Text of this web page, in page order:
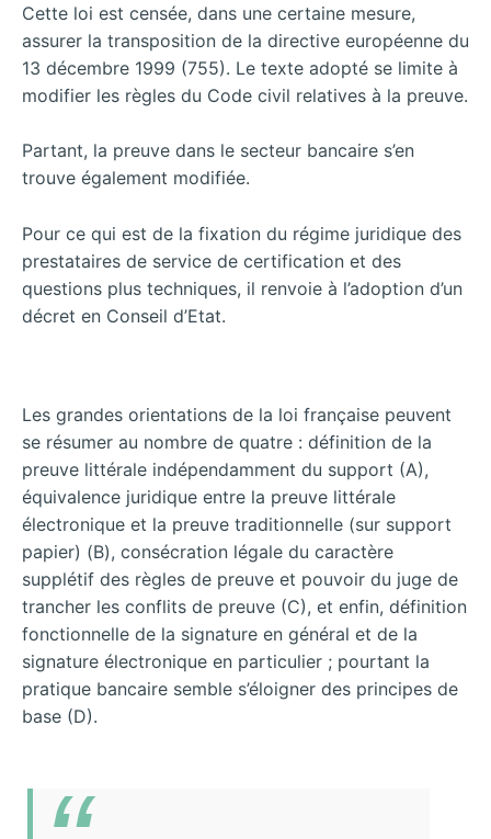
Cette loi est censée, dans une certaine mesure,
assurer la transposition de la directive européenne du
13 décembre 1999 (755). Le texte adopté se limite à
modifier les règles du Code civil relatives à la preuve.
Partant, la preuve dans le secteur bancaire s’en
trouve également modifiée.
Pour ce qui est de la fixation du régime juridique des
prestataires de service de certification et des
questions plus techniques, il renvoie à l’adoption d’un
décret en Conseil d’Etat.
Les grandes orientations de la loi française peuvent
se résumer au nombre de quatre : définition de la
preuve littérale indépendamment du support (A),
équivalence juridique entre la preuve littérale
électronique et la preuve traditionnelle (sur support
papier) (B), consécration légale du caractère
supplétif des règles de preuve et pouvoir du juge de
trancher les conflits de preuve (C), et enfin, définition
fonctionnelle de la signature en général et de la
signature électronique en particulier ; pourtant la
pratique bancaire semble s’éloigner des principes de
base (D).